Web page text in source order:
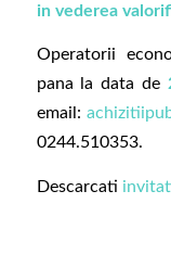
in vederea
Operatorii
pana la data de
email:
0244.510353.
Descarcati